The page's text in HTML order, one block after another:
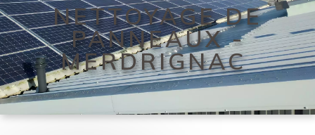
NETTOYAGE DE
PANNEAUX -
MERDRIGNAC